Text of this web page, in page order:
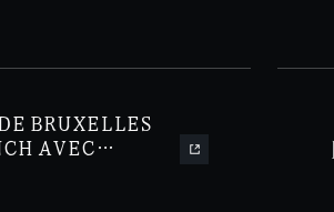
BRUXELLES
AVEC